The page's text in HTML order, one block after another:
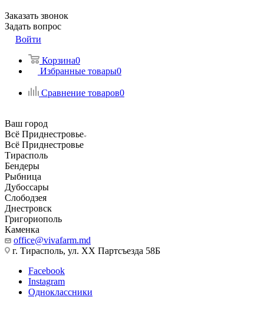
Заказать звонок
Задать вопрос
Войти
Корзина0
Избранные товары0
Сравнение товаров0
Ваш город
Всё Приднестровье
Всё Приднестровье
Тирасполь
Бендеры
Рыбница
Дубоссары
Слободзея
Днестровск
Григориополь
Каменка
office@vivafarm.md
г. Тирасполь, ул. ХХ Партсъезда 58Б
Facebook
Instagram
Одноклассники